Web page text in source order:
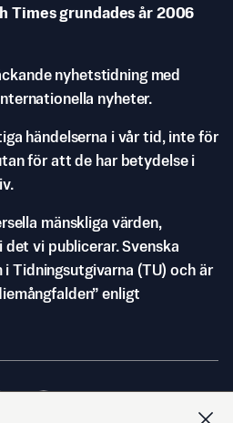
Times grundades år 2006
nyhetstidning med
nyheter.
händelserna i vår tid, inte för
för att de har betydelse i
mänskliga värden,
vi publicerar. Svenska
i Tidningsutgivarna (TU) och är
enligt